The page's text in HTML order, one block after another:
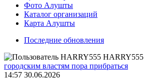
Фото Алушты
Каталог организаций
Карта Алушты
Последние обновления
HARRY555
городским властям пора прибраться
14:57 30.06.2026